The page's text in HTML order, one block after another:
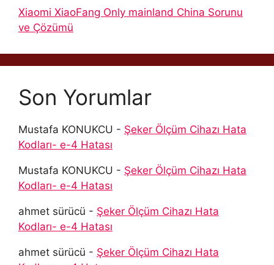
Xiaomi XiaoFang Only mainland China Sorunu
ve Çözümü
Son Yorumlar
Mustafa KONUKCU - Şeker Ölçüm Cihazı Hata
Kodları- e-4 Hatası
Mustafa KONUKCU - Şeker Ölçüm Cihazı Hata
Kodları- e-4 Hatası
ahmet sürücü - Şeker Ölçüm Cihazı Hata
Kodları- e-4 Hatası
ahmet sürücü - Şeker Ölçüm Cihazı Hata